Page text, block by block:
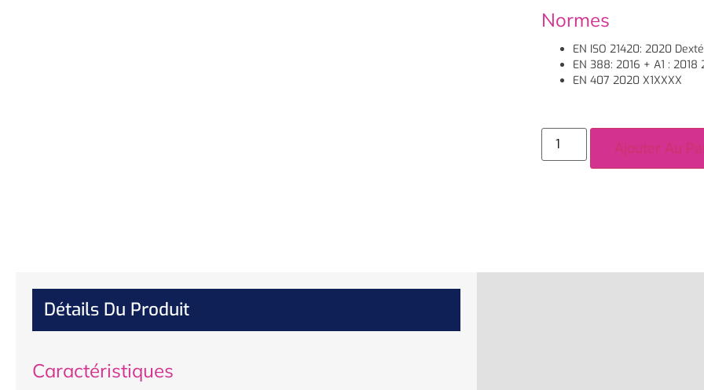
Normes
EN ISO 21420: 2020
EN 388: 2016 + A1 : 2018
EN 407 2020 X1XXXX
Ajouter Au
Détails Du Produit
Caractéristiques